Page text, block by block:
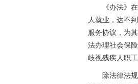
《办法》在
人就业，达不
服务协议，为
法办理社会保
歧视残疾人职工
除法律法规